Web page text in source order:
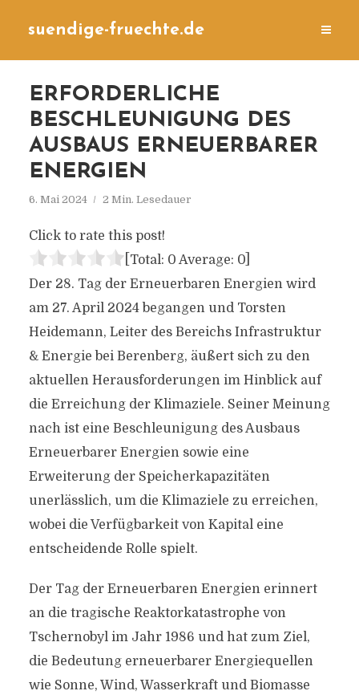
suendige-fruechte.de
ERFORDERLICHE
BESCHLEUNIGUNG DES
AUSBAUS ERNEUERBARER
ENERGIEN
6. Mai 2024 2 Min. Lesedauer
Click to rate this post!
[Total: 0 Average: 0]
Der 28. Tag der Erneuerbaren Energien wird
am 27. April 2024 begangen und Torsten
Heidemann, Leiter des Bereichs Infrastruktur
& Energie bei Berenberg, äußert sich zu den
aktuellen Herausforderungen im Hinblick auf
die Erreichung der Klimaziele. Seiner Meinung
nach ist eine Beschleunigung des Ausbaus
Erneuerbarer Energien sowie eine
Erweiterung der Speicherkapazitäten
unerlässlich, um die Klimaziele zu erreichen,
wobei die Verfügbarkeit von Kapital eine
entscheidende Rolle spielt.
Der Tag der Erneuerbaren Energien erinnert
an die tragische Reaktorkatastrophe von
Tschernobyl im Jahr 1986 und hat zum Ziel,
die Bedeutung erneuerbarer Energiequellen
wie Sonne, Wind, Wasserkraft und Biomasse